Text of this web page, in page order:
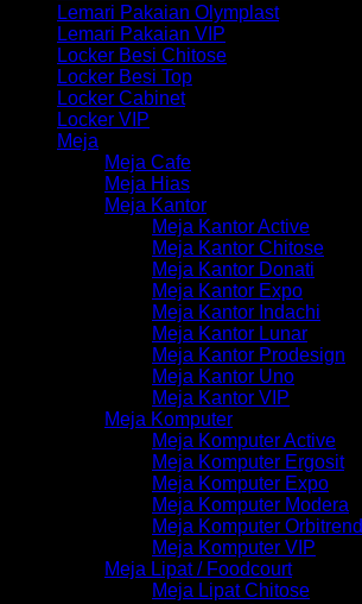
Lemari Pakaian Olymplast
Lemari Pakaian VIP
Locker Besi Chitose
Locker Besi Top
Locker Cabinet
Locker VIP
Meja
Meja Cafe
Meja Hias
Meja Kantor
Meja Kantor Active
Meja Kantor Chitose
Meja Kantor Donati
Meja Kantor Expo
Meja Kantor Indachi
Meja Kantor Lunar
Meja Kantor Prodesign
Meja Kantor Uno
Meja Kantor VIP
Meja Komputer
Meja Komputer Active
Meja Komputer Ergosit
Meja Komputer Expo
Meja Komputer Modera
Meja Komputer Orbitrend
Meja Komputer VIP
Meja Lipat / Foodcourt
Meja Lipat Chitose